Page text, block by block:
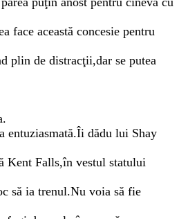
face această concesie pentru
plin de distracţii,dar se putea
entuziasmată.Îi dădu lui Shay
Kent Falls,în vestul statului
să ia trenul.Nu voia să fie